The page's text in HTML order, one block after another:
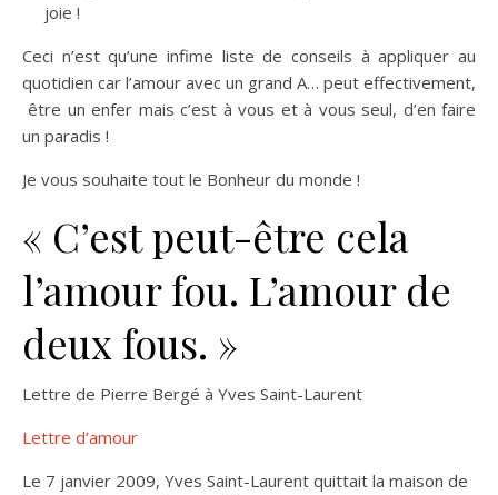
joie !
Ceci n’est qu’une infime liste de conseils à appliquer au
quotidien car l’amour avec un grand A… peut effectivement,
être un enfer mais c’est à vous et à vous seul, d’en faire
un paradis !
Je vous souhaite tout le Bonheur du monde !
« C’est peut-être cela
l’amour fou. L’amour de
deux fous. »
Lettre de Pierre Bergé à Yves Saint-Laurent
Lettre d’amour
Le 7 janvier 2009, Yves Saint-Laurent quittait la maison de